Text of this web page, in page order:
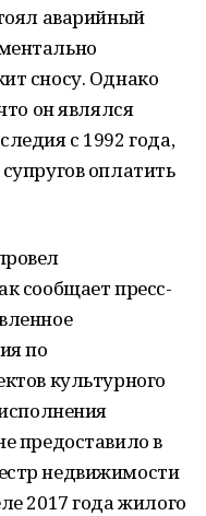
аварийный
сносу. Однако
он являлся
с 1992 года,
оплатить
сообщает пресс-
по
культурного
предоставило в
недвижимости
2017 года жилого